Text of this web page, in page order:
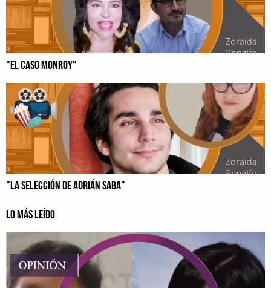
"EL CASO MONROY"
"LA SELECCIÓN DE ADRIÁN SABA"
LO MÁS LEÍDO